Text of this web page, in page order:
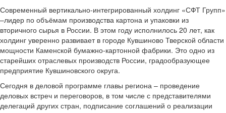
Современный вертикально-интегрированный холдинг «СФТ Групп»
–лидер по объёмам производства картона и упаковки из
вторичного сырья в России. В этом году исполнилось 20 лет, как
холдинг уверенно развивает в городе Кувшиново Тверской области
мощности Каменской бумажно-картонной фабрики. Это одно из
старейших отраслевых производств России, градообразующее
предприятие Кувшиновского округа.
Сегодня в деловой программе главы региона – проведение
деловых встреч и переговоров, в том числе с представителями
делегаций других стран, подписание соглашений о реализации